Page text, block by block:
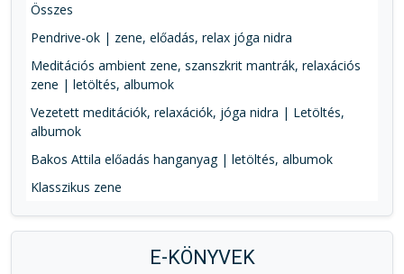
Összes
Pendrive-ok | zene, előadás, relax jóga nidra
Meditációs ambient zene, szanszkrit mantrák, relaxációs
zene | letöltés, albumok
Vezetett meditációk, relaxációk, jóga nidra | Letöltés,
albumok
Bakos Attila előadás hanganyag | letöltés, albumok
Klasszikus zene
E-KÖNYVEK